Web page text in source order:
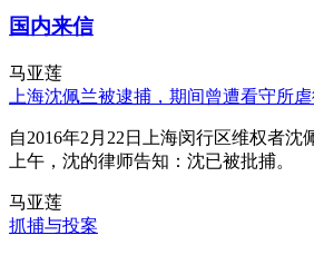
国内来信
马亚莲
上海沈佩兰被逮捕，期间曾遭看守所虐
自2016年2月22日上海闵行区维权者
上午，沈的律师告知：沈已被批捕。
马亚莲
抓捕与投案